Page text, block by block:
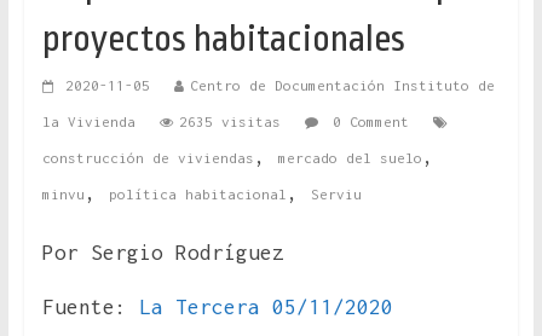
proyectos habitacionales
2020-11-05 Centro de Documentación Instituto de
la Vivienda 2635 visitas 0 Comment
construcción de viviendas , mercado del suelo ,
minvu , política habitacional , Serviu
Por Sergio Rodríguez
Fuente: La Tercera 05/11/2020